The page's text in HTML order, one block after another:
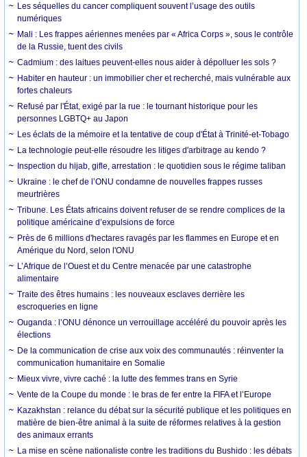
Les séquelles du cancer compliquent souvent l’usage des outils
numériques
Mali : Les frappes aériennes menées par « Africa Corps », sous le contrôle
de la Russie, tuent des civils
Cadmium : des laitues peuvent-elles nous aider à dépolluer les sols ?
Habiter en hauteur : un immobilier cher et recherché, mais vulnérable aux
fortes chaleurs
Refusé par l'État, exigé par la rue : le tournant historique pour les
personnes LGBTQ+ au Japon
Les éclats de la mémoire et la tentative de coup d'État à Trinité-et-Tobago
La technologie peut-elle résoudre les litiges d'arbitrage au kendo ?
Inspection du hijab, gifle, arrestation : le quotidien sous le régime taliban
Ukraine : le chef de l’ONU condamne de nouvelles frappes russes
meurtrières
Tribune. Les États africains doivent refuser de se rendre complices de la
politique américaine d’expulsions de force
Près de 6 millions d'hectares ravagés par les flammes en Europe et en
Amérique du Nord, selon l'ONU
L’Afrique de l’Ouest et du Centre menacée par une catastrophe
alimentaire
Traite des êtres humains : les nouveaux esclaves derrière les
escroqueries en ligne
Ouganda : l’ONU dénonce un verrouillage accéléré du pouvoir après les
élections
De la communication de crise aux voix des communautés : réinventer la
communication humanitaire en Somalie
Mieux vivre, vivre caché : la lutte des femmes trans en Syrie
Vente de la Coupe du monde : le bras de fer entre la FIFA et l’Europe
Kazakhstan : relance du débat sur la sécurité publique et les politiques en
matière de bien-être animal à la suite de réformes relatives à la gestion
des animaux errants
La mise en scène nationaliste contre les traditions du Bushido : les débats